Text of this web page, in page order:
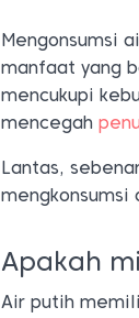
Mengonsumsi
manfaat yang
mencukupi
mencegah
Lantas,
mengkonsumsi
Apakah
Air putih